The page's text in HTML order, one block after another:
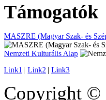
Támogatók
MASZRE (Magyar Szak- és
Nemzeti Kulturális Alap
Link1 | Link2 | Link3
Copyright ©